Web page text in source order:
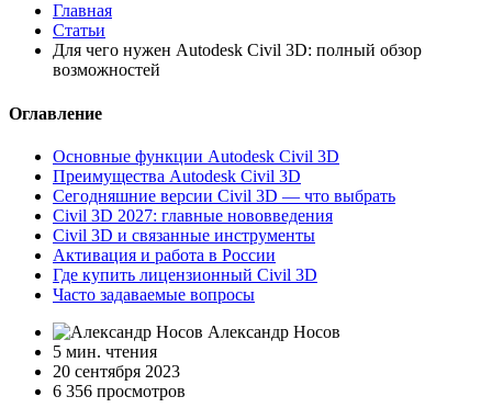
Главная
Статьи
Для чего нужен Autodesk Civil 3D: полный обзор
возможностей
Оглавление
Основные функции Autodesk Civil 3D
Преимущества Autodesk Civil 3D
Сегодняшние версии Civil 3D — что выбрать
Civil 3D 2027: главные нововведения
Civil 3D и связанные инструменты
Активация и работа в России
Где купить лицензионный Civil 3D
Часто задаваемые вопросы
Александр Носов
5 мин. чтения
20 сентября 2023
6 356 просмотров